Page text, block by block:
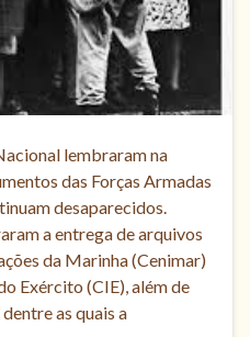
lembraram na
das Forças Armadas
desaparecidos.
a entrega de arquivos
da Marinha (Cenimar)
Exército (CIE), além de
as quais a